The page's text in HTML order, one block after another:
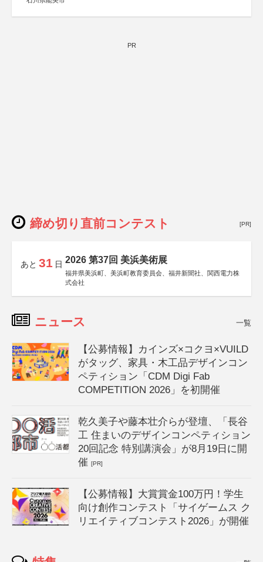
PR
締め切り直前コンテスト [PR]
あと 31 日 2026 第37回 美浜美術展
福井県美浜町、美浜町教育委員会、福井新聞社、関西電力株
式会社
ニュース 一覧
【公募情報】カインズ×コクヨ×VUILD
がタッグ、家具・木工品デザインコン
ペティション「CDM Digi Fab
COMPETITION 2026」を初開催
乾久美子や藤本壮介らが登壇、「長谷
工 住まいのデザインコンペティション
20回記念 特別講演会」が8月19日に開
催[PR]
【公募情報】大賞賞金100万円！学生
向け創作コンテスト「サイゲームス ク
リエイティブコンテスト2026」が開催